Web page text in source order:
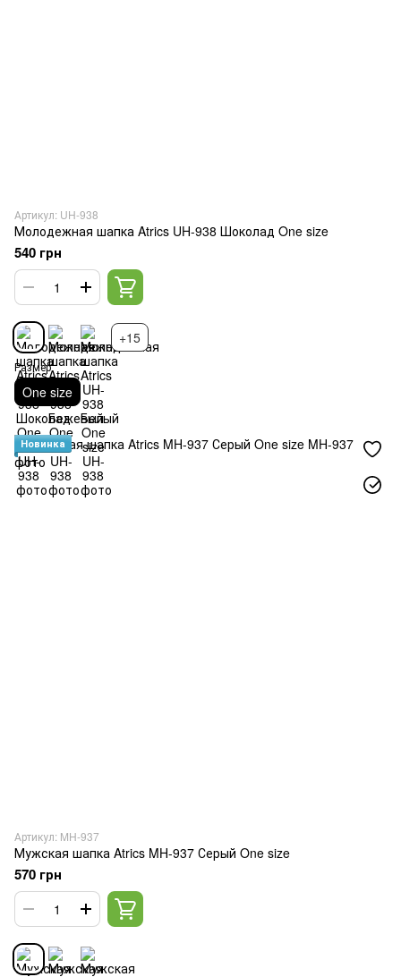
Артикул: UH-938
Молодежная шапка Atrics UH-938 Шоколад One size
540 грн
+15
Размер
One size
Новинка
Артикул: MH-937
Мужская шапка Atrics MH-937 Серый One size
570 грн